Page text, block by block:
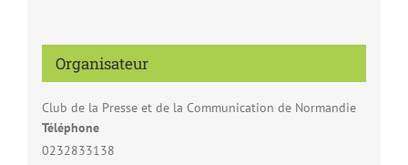
Organisateur
Club de la Presse et de la Communication de Normandie
Téléphone
0232833138